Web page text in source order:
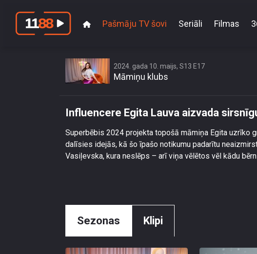
Pašmāju TV šovi Seriāli Filmas
2024. gada 10. maijs, S13 E17
Māmiņu klubs
Influencere Egita Lauva aizvada
Superbēbis 2024 projekta topošā māmiņa Egita uzrīko
dalīsies idejās, kā šo īpašo notikumu padarītu
Vasiļevska, kura neslēps – arī viņa vēlētos vēl kādu
Sezonas Klipi